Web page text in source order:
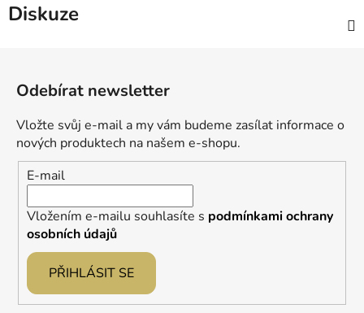
Diskuze
Odebírat newsletter
Vložte svůj e-mail a my vám budeme zasílat informace o
nových produktech na našem e-shopu.
E-mail
Vložením e-mailu souhlasíte s podmínkami ochrany
osobních údajů
PŘIHLÁSIT SE